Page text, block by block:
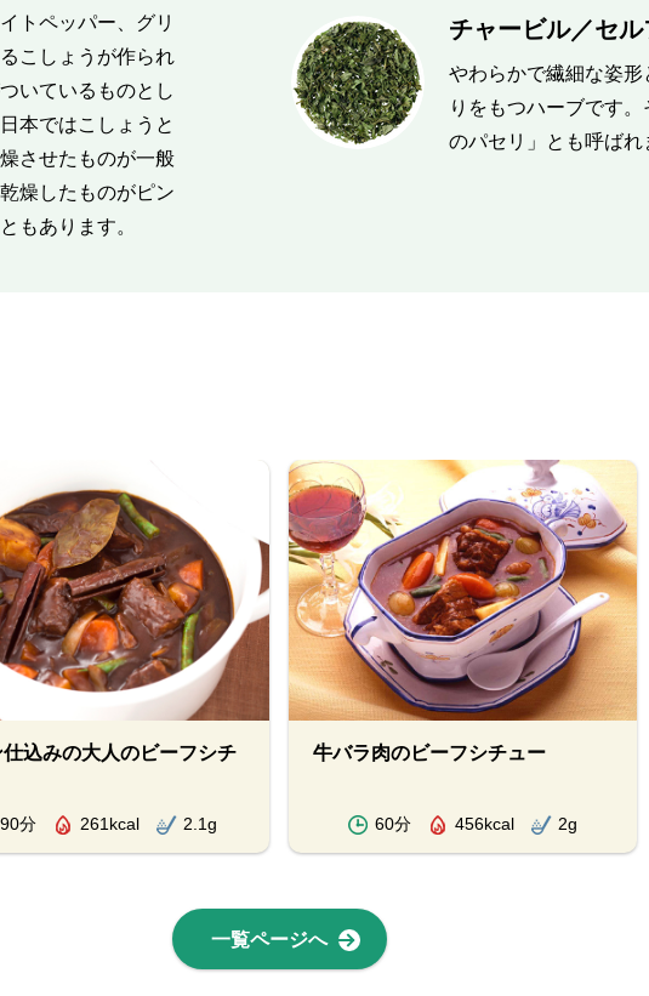
トペッパー、グリ
こしょうが作られ
いているものとし
本ではこしょうと
させたものが一般
燥したものがピン
もあります。
チャービル／セ
やわらかで繊細な姿
りをもつハーブです
のパセリ」とも呼ばれ
仕込みの大人のビーフシチ
90分 261kcal 2.1g
牛バラ肉のビーフシチュー
60分 456kcal 2g
一覧ページへ